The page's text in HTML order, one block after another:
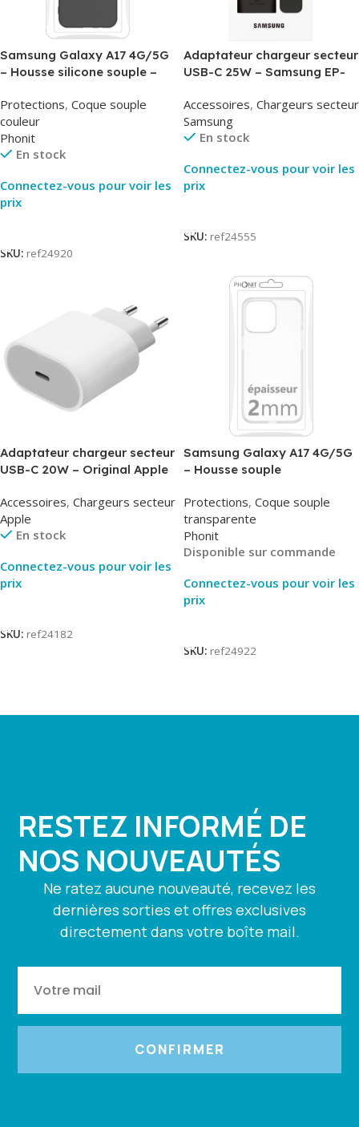
Samsung Galaxy A17 4G/5G
– Housse silicone souple –
Protections, Coque souple
couleur
Phonit
En stock
Connectez-vous pour voir les
prix
SKU: ref24920
Adaptateur chargeur secteur
USB-C 25W – Samsung EP-
Packaging Original
Accessoires, Chargeurs secteur
Samsung
En stock
Connectez-vous pour voir les
prix
SKU: ref24555
Adaptateur chargeur secteur
USB-C 20W – Original Apple
Accessoires, Chargeurs secteur
Apple
En stock
Connectez-vous pour voir les
prix
SKU: ref24182
Samsung Galaxy A17 4G/5G
– Housse souple
Protections, Coque souple
transparente
Phonit
Disponible sur commande
Connectez-vous pour voir les
prix
SKU: ref24922
RESTEZ INFORMÉ DE
NOS NOUVEAUTÉS
Ne ratez aucune nouveauté, recevez les
dernières sorties et offres exclusives
directement dans votre boîte mail.
CONFIRMER